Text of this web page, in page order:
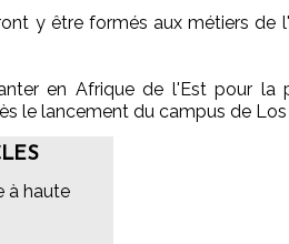
y être formés aux métiers de
en Afrique de l'Est pour la
le lancement du campus de
à haute